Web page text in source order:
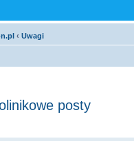
‹ Uwagi
posty